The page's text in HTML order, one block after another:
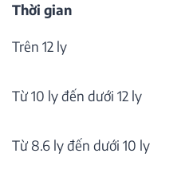
Thời gian
Trên 12 ly
Từ 10 ly đến dưới 12 ly
Từ 8.6 ly đến dưới 10 ly